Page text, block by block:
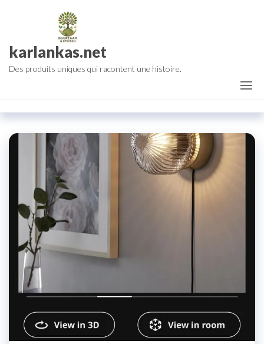
karlankas.net
Des produits uniques qui racontent une histoire.